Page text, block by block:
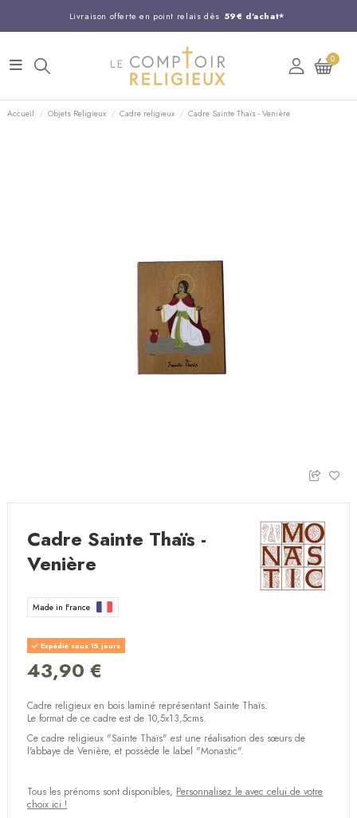
Livraison offerte en point relais dès 59€ d'achat*
Entreprise Française familiale
Support client disponible au 03 20 24 74 15
Commandez avant 14H, expédition le jour même !
0
Accueil Objets Religieux Cadre religieux Cadre Sainte Thaïs - Venière
Cadre Sainte Thaïs -
Venière
Made in France
Expédié sous 15 jours
43,90 €
Cadre religieux en bois laminé représentant Sainte Thaïs.
Le format de ce cadre est de 10,5x13,5cms.
Ce cadre religieux "Sainte Thaïs" est une réalisation des sœurs de
l'abbaye de Venière, et possède le label "Monastic".
Tous les prénoms sont disponibles, Personnalisez le avec celui de votre
choix ici !